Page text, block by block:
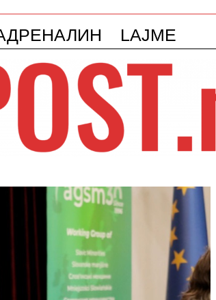
LAJME